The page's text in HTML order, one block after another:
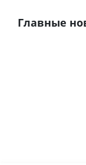
Главные